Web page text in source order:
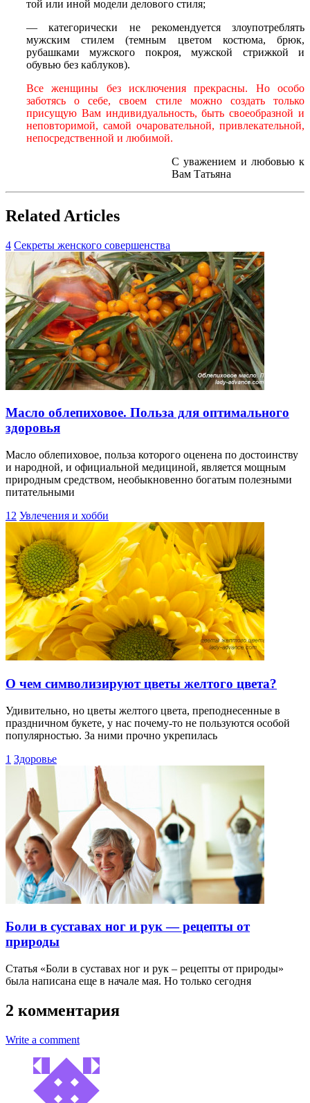
той или иной модели делового стиля;
— категорически не рекомендуется злоупотреблять
мужским стилем (темным цветом костюма, брюк,
рубашками мужского покроя, мужской стрижкой и
обувью без каблуков).
Все женщины без исключения прекрасны. Но особо
заботясь о себе, своем стиле можно создать только
присущую Вам индивидуальность, быть своеобразной и
неповторимой, самой очаровательной, привлекательной,
непосредственной и любимой.
С уважением и любовью к
Вам Татьяна
Related Articles
4 Секреты женского совершенства
Масло облепиховое. Польза для оптимального
здоровья
Масло облепиховое, польза которого оценена по достоинству
и народной, и официальной медициной, является мощным
природным средством, необыкновенно богатым полезными
питательными
12 Увлечения и хобби
О чем символизируют цветы желтого цвета?
Удивительно, но цветы желтого цвета, преподнесенные в
праздничном букете, у нас почему-то не пользуются особой
популярностью. За ними прочно укрепилась
1 Здоровье
Боли в суставах ног и рук — рецепты от
природы
Статья «Боли в суставах ног и рук – рецепты от природы»
была написана еще в начале мая. Но только сегодня
2 комментария
Write a comment